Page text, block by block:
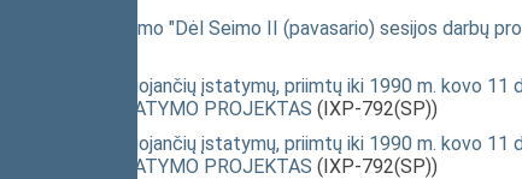
Seimo nutarimo "Dėl Seimo II (pavasario) sesijos darbų
teritorijoje galiojančių įstatymų, priimtų iki 1990 m. kovo 11
pakeitimo ĮSTATYMO PROJEKTAS (IXP-792(SP))
teritorijoje galiojančių įstatymų, priimtų iki 1990 m. kovo 11
pakeitimo ĮSTATYMO PROJEKTAS (IXP-792(SP))